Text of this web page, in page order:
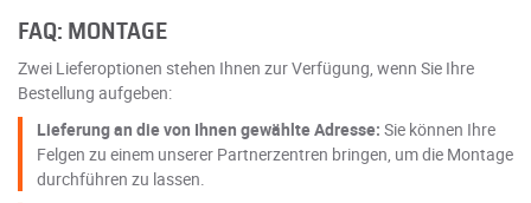
FAQ: MONTAGE
Zwei Lieferoptionen stehen Ihnen zur Verfügung, wenn Sie Ihre
Bestellung aufgeben:
Lieferung an die von Ihnen gewählte Adresse: Sie können Ihre
Felgen zu einem unserer Partnerzentren bringen, um die Montage
durchführen zu lassen.